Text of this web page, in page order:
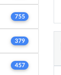
755
379
457